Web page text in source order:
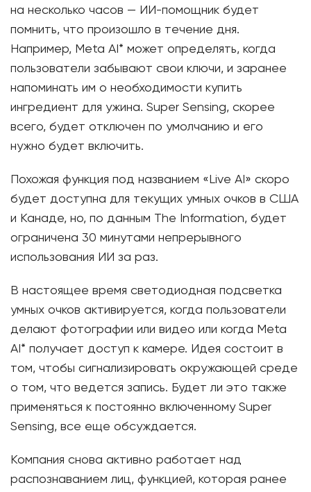
на несколько часов — ИИ-помощник будет
помнить, что произошло в течение дня.
Например, Meta AI* может определять, когда
пользователи забывают свои ключи, и заранее
напоминать им о необходимости купить
ингредиент для ужина. Super Sensing, скорее
всего, будет отключен по умолчанию и его
нужно будет включить.
Похожая функция под названием «Live AI» скоро
будет доступна для текущих умных очков в США
и Канаде, но, по данным The Information, будет
ограничена 30 минутами непрерывного
использования ИИ за раз.
В настоящее время светодиодная подсветка
умных очков активируется, когда пользователи
делают фотографии или видео или когда Meta
AI* получает доступ к камере. Идея состоит в
том, чтобы сигнализировать окружающей среде
о том, что ведется запись. Будет ли это также
применяться к постоянно включенному Super
Sensing, все еще обсуждается.
Компания снова активно работает над
распознаванием лиц, функцией, которая ранее